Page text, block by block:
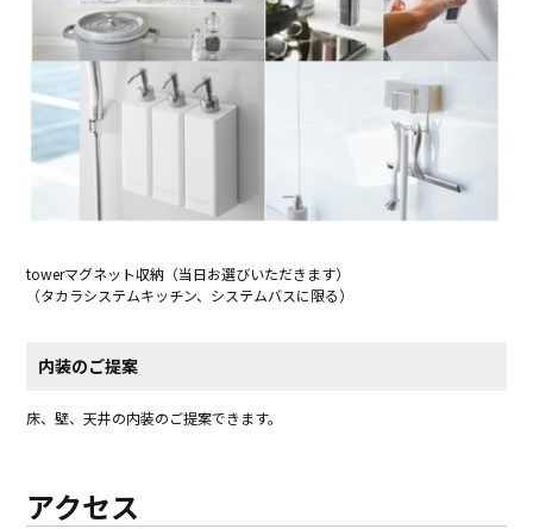
​towerマグネット収納（当日お選びいただきます）
（タカラシステムキッチン、システムバスに限る）
内装のご提案
床、壁、天井の内装のご提案できます。
アクセス